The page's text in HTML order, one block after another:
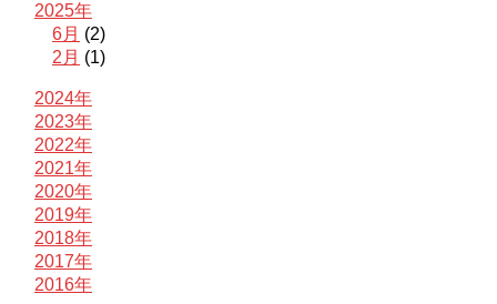
2025年
6月 (2)
2月 (1)
2024年
2023年
2022年
2021年
2020年
2019年
2018年
2017年
2016年